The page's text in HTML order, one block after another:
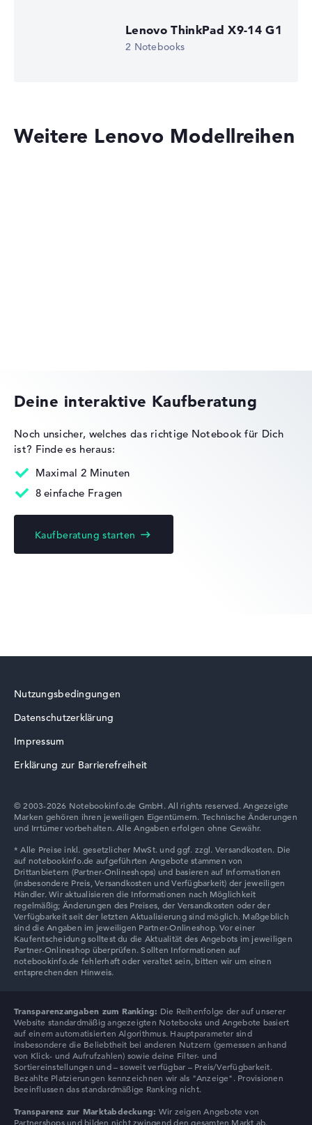
Lenovo ThinkPad X9-14 G1
2 Notebooks
Weitere Lenovo Modellreihen
Lenovo ThinkBook
Lenovo Chromebook
Lenovo V
Deine interaktive Kaufberatung
Noch unsicher, welches das richtige Notebook für Dich
ist? Finde es heraus:
Maximal 2 Minuten
8 einfache Fragen
Kaufberatung starten
Nutzungsbedingungen
Datenschutzerklärung
Impressum
Erklärung zur Barrierefreiheit
© 2003-2026 Notebookinfo.de GmbH. All rights reserved. Angezeigte
Marken gehören ihren jeweiligen Eigentümern. Technische Änderungen
und Irrtümer vorbehalten. Alle Angaben erfolgen ohne Gewähr.
Transparenzangaben zum Ranking: Die Reihenfolge der auf unserer
Website standardmäßig angezeigten Notebooks und Angebote basiert
auf einem automatisierten Algorithmus. Hauptparameter sind
insbesondere die Beliebtheit bei anderen Nutzern (gemessen anhand
von Klick- und Aufrufzahlen) sowie deine Filter- und
Sortiereinstellungen und – soweit verfügbar – Preis/Verfügbarkeit.
Bezahlte Platzierungen kennzeichnen wir als "Anzeige". Provisionen
beeinflussen das standardmäßige Ranking nicht.
Transparenz zur Marktabdeckung: Wir zeigen Angebote von
Partnershops und bilden nicht zwingend den gesamten Markt ab.